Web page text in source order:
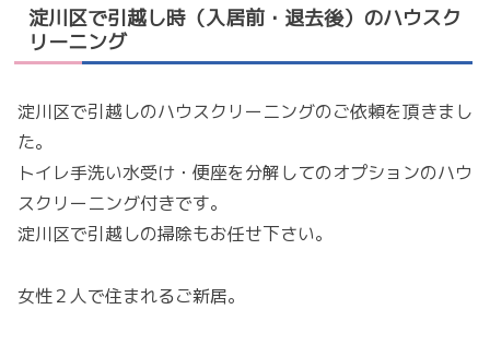
淀川区で引越し時（入居前・退去後）のハウスク
リーニング
淀川区で引越しのハウスクリーニングのご依頼を頂きまし
た。
トイレ手洗い水受け・便座を分解してのオプションのハウ
スクリーニング付きです。
淀川区で引越しの掃除もお任せ下さい。
女性２人で住まれるご新居。